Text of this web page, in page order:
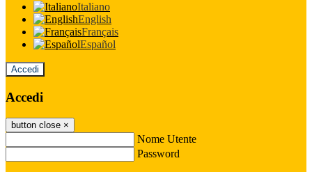
Italiano
English
Français
Español
Accedi
Accedi
button close ×
Nome Utente
Password